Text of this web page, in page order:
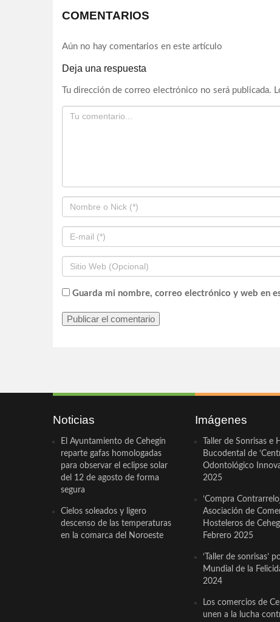
COMENTARIOS
Aún no hay comentarios en este artículo
Deja una respuesta
Tu dirección de correo electrónico no será publicada.
Guarda mi nombre, correo electrónico y web en
Noticias
El Ayuntamiento de Cehegín
reparte gafas homologadas
para observar el eclipse solar
del 12 de agosto de forma
segura
Cielos soleados y ligero
descenso de las temperaturas
en la comarca del Noroeste
Imágenes
Taller de Sonrisas e
Bucodental de
Odontológico
2025
‘Compra
Asociación de
Hosteleros de
Febrero 2025
‘Taller de sonrisas’
Mundial de la
2024
Los comercios de
unen a la lucha